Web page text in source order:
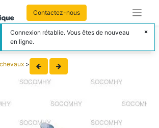
Contactez-nous
>
Connexion rétablie. Vous êtes de nouveau
en ligne.